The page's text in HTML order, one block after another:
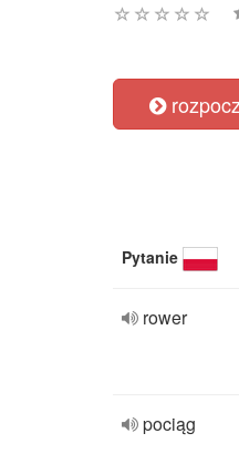
Pytanie
rower
pociąg